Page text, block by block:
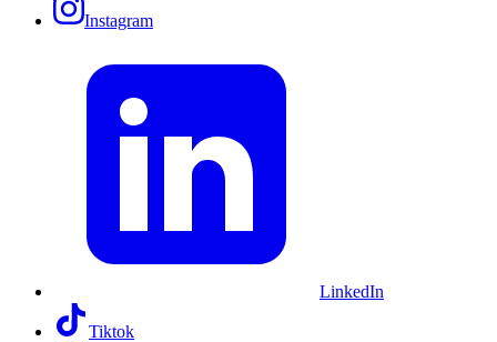
Instagram
LinkedIn
Tiktok